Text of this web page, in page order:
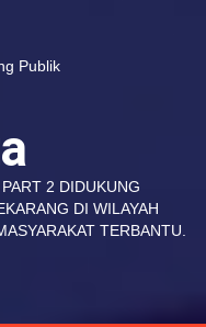
Publik
2 DIDUKUNG
DI WILAYAH
TERBANTU.